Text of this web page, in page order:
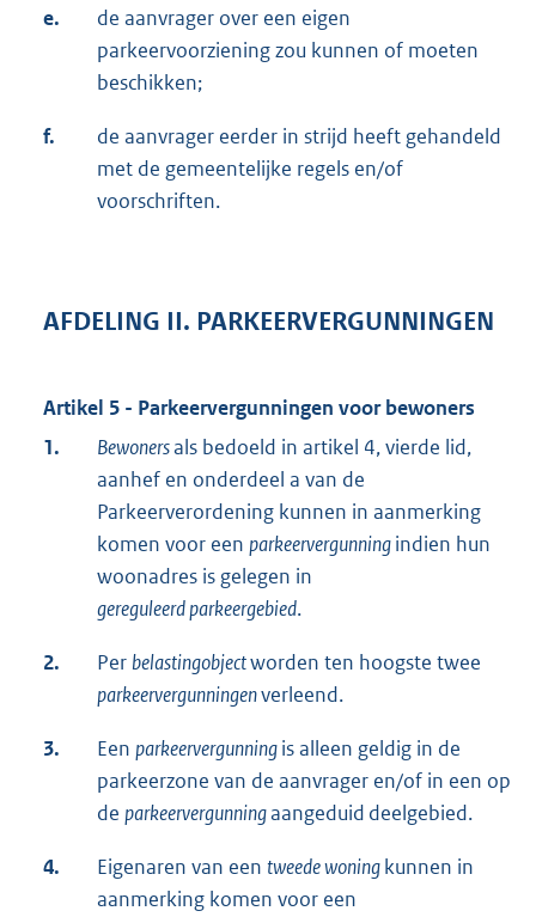
e.
de aanvrager over een eigen
parkeervoorziening zou kunnen of moeten
beschikken;
f.
de aanvrager eerder in strijd heeft gehandeld
met de gemeentelijke regels en/of
voorschriften.
AFDELING II. PARKEERVERGUNNINGEN
Artikel 5 - Parkeervergunningen voor bewoners
1.
Bewonersals bedoeld in artikel 4, vierde lid,
aanhef en onderdeel a van de
Parkeerverordening kunnen in aanmerking
komen voor een parkeervergunningindien hun
woonadres is gelegen in
gereguleerd parkeergebied.
2. Perbelastingobjectworden ten hoogste twee
parkeervergunningenverleend.
3. Een parkeervergunningis alleen geldig in de
parkeerzone van de aanvrager en/of in een op
de parkeervergunningaangeduid deelgebied.
4. Eigenaren van een tweede woningkunnen in
aanmerking komen voor een